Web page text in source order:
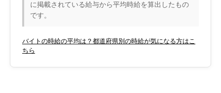
に掲載されている給与から平均時給を算出したもの
です。
バイトの時給の平均は？都道府県別の時給が気になる方はこ
ちら